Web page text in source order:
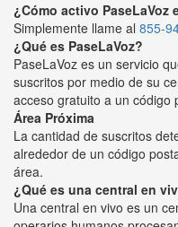
¿Cómo activo PaseLaVoz
Simplemente llame al 855-
¿Qué es PaseLaVoz?
PaseLaVoz es un servicio
suscritos por medio de su
acceso gratuito a un código
Área Próxima
La cantidad de suscritos
alrededor de un código
área.
¿Qué es una central en
Una central en vivo es un